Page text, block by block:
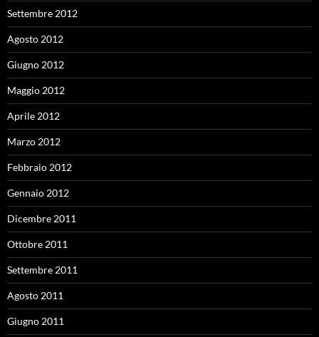
Settembre 2012
Agosto 2012
Giugno 2012
Maggio 2012
Aprile 2012
Marzo 2012
Febbraio 2012
Gennaio 2012
Dicembre 2011
Ottobre 2011
Settembre 2011
Agosto 2011
Giugno 2011